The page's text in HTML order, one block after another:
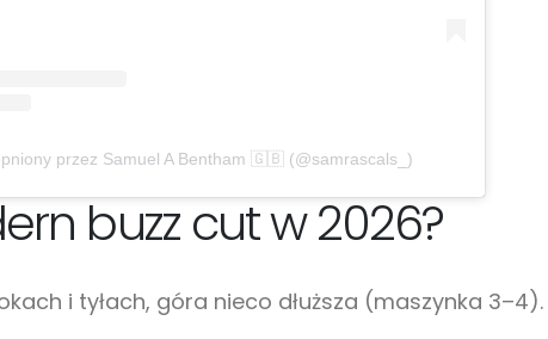
przez Samuel A Bentham 🇬🇧 (@samrascals_)
buzz cut w 2026?
i tyłach, góra nieco dłuższa (maszynka 3–4).